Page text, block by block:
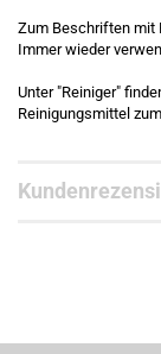
Zum Beschriften mit
Immer wieder
Unter "Reiniger"
Reinigungsmittel